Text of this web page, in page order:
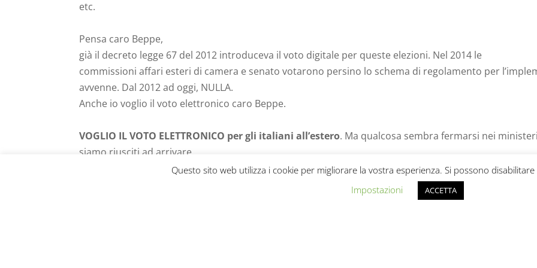
etc.
Pensa caro Beppe,
già il decreto legge 67 del 2012 introduceva il voto digitale per queste elezioni. Nel 2014 le
commissioni affari esteri di camera e senato votarono persino lo schema di regolamento per
avvenne. Dal 2012 ad oggi, NULLA.
Anche io voglio il voto elettronico caro Beppe.
VOGLIO IL VOTO ELETTRONICO per gli italiani all’estero. Ma qualcosa sembra fermarsi nei
siamo riusciti ad arrivare.
Cosa serve arrivare al governo, ed entrare nei ministeri, se poi non riusciamo ad incidere su cose
Questo sito web utilizza i cookie per migliorare la vostra esperienza. Si possono
Impostazioni
ACCETTA